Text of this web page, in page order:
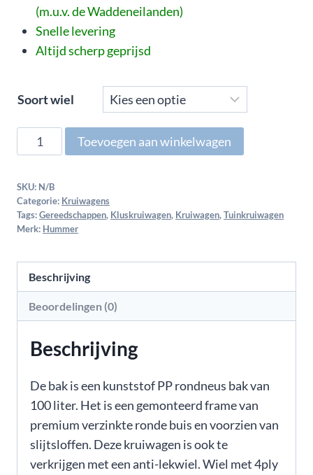
(m.u.v. de Waddeneilanden)
Snelle levering
Altijd scherp geprijsd
Soort wiel
Toevoegen aan winkelwagen
SKU: N/B
Categorie: Kruiwagens
Tags: Gereedschappen, Kluskruiwagen, Kruiwagen, Tuinkruiwagen
Merk: Hummer
Beschrijving
Beoordelingen (0)
Beschrijving
De bak is een kunststof PP rondneus bak van
100 liter. Het is een gemonteerd frame van
premium verzinkte ronde buis en voorzien van
slijtsloffen. Deze kruiwagen is ook te
verkrijgen met een anti-lekwiel. Wiel met 4ply